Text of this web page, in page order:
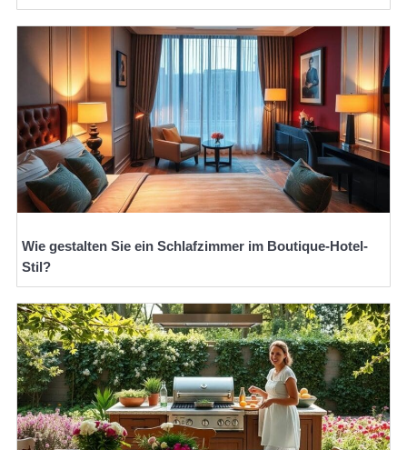
Wie gestalten Sie ein Schlafzimmer im Boutique-Hotel-
Stil?